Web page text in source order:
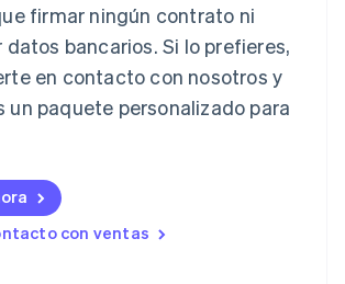
firmar ningún contrato ni
datos bancarios. Si lo prefieres,
en contacto con nosotros y
un paquete personalizado para
con ventas